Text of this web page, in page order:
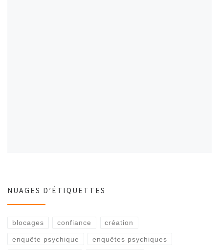
NUAGES D’ÉTIQUETTES
blocages confiance création
enquête psychique enquêtes psychiques